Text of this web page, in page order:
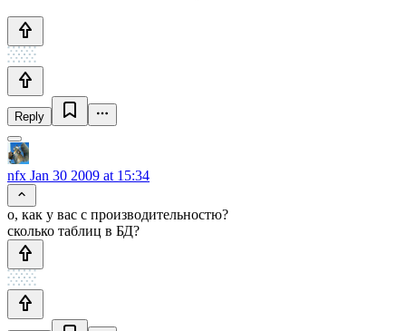
Reply
nfx Jan 30 2009 at 15:34
о, как у вас с производительностю?
сколько таблиц в БД?